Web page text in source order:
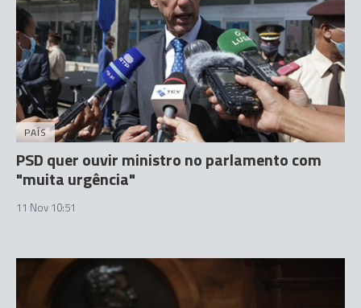
PAÍS
PSD quer ouvir ministro no parlamento com
"muita urgência"
11 Nov 10:51